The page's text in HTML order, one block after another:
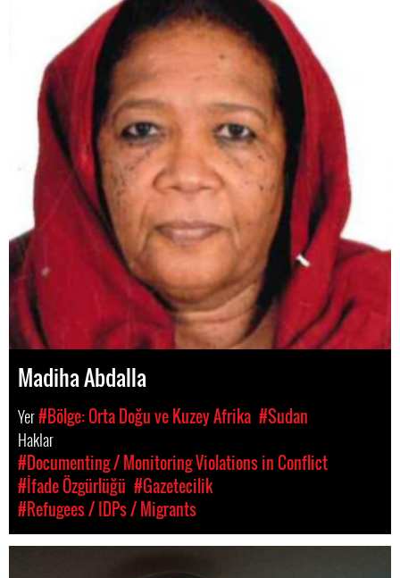
Madiha Abdalla
Yer#Bölge: Orta Doğu ve Kuzey Afrika #Sudan
Haklar
#Documenting / Monitoring Violations in Conflict
#İfade Özgürlüğü #Gazetecilik
#Refugees / IDPs / Migrants